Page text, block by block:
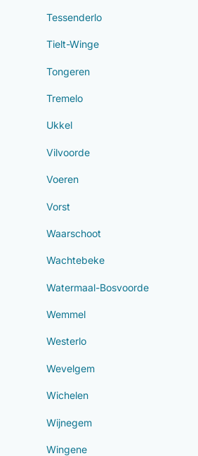
Tessenderlo
Tielt-Winge
Tongeren
Tremelo
Ukkel
Vilvoorde
Voeren
Vorst
Waarschoot
Wachtebeke
Watermaal-Bosvoorde
Wemmel
Westerlo
Wevelgem
Wichelen
Wijnegem
Wingene